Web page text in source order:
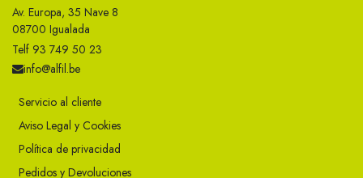
Av. Europa, 35 Nave 8
08700 Igualada
Telf 93 749 50 23
info@alfil.be
Servicio al cliente
Aviso Legal y Cookies
Política de privacidad
Pedidos y Devoluciones